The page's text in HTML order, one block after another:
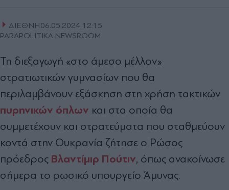
ΔΙΕΘΝΗ06.05.2024 12:15
PARAPOLITIKA NEWSROOM
Τη διεξαγωγή «στο άμεσο μέλλον»
στρατιωτικών γυμνασίων που θα
περιλαμβάνουν εξάσκηση στη χρήση τακτικών
πυρηνικών όπλων και στα οποία θα
συμμετέχουν και στρατεύματα που σταθμεύουν
κοντά στην Ουκρανία ζήτησε ο Ρώσος
πρόεδρος Βλαντίμιρ Πούτιν, όπως ανακοίνωσε
σήμερα το ρωσικό υπουργείο Άμυνας.